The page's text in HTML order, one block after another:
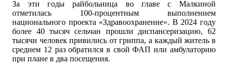
За эти годы райбольница во главе с Малкиной
отметилась 100-процентным выполнением
национального проекта «Здравоохранение». В 2024 году
более 40 тысяч сельчан прошли диспансеризацию, 62
тысячи человек привились от гриппа, а каждый житель в
среднем 12 раз обратился в свой ФАП или амбулаторию
при плане в два посещения.